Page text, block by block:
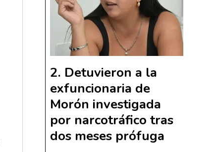
Detuvieron a la
exfuncionaria de
Morón investigada
por narcotráfico tras
dos meses prófuga